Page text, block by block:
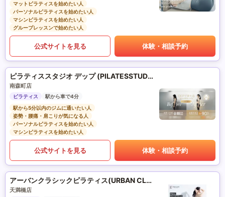
マットピラティスを始めたい人
パーソナルピラティスを始めたい人
マシンピラティスを始めたい人
グループレッスンで始めたい人
公式サイトを見る 体験・相談予約
ピラティススタジオ デップ (PILATESSTUDIO DEP)
南森町店
ピラティス
駅から車で4分
駅から5分以内のジムに通いたい人
姿勢・腰痛・肩こりが気になる人
パーソナルピラティスを始めたい人
マシンピラティスを始めたい人
公式サイトを見る 体験・相談予約
アーバンクラシックピラティス(URBAN CLASSIC PILATES)
天満橋店